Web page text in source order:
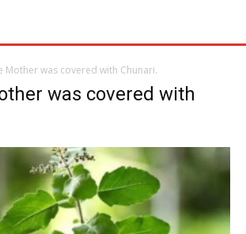
Mother was covered with Chunari.
was covered with